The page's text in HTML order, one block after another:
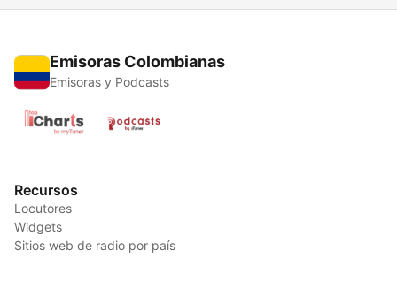
Emisoras Colombianas
Emisoras y Podcasts
Recursos
Locutores
Widgets
Sitios web de radio por país